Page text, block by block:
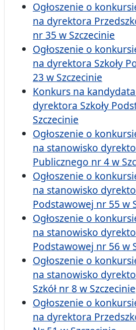
Ogłoszenie o
na dyrektora
nr 35 w Szczecinie
Ogłoszenie o
na dyrektora Szkoły
23 w Szczecinie
Konkurs na
dyrektora Szkoły
Szczecinie
Ogłoszenie o
na stanowisko
Publicznego nr 4 w
Ogłoszenie o
na stanowisko
Podstawowej nr 55 w
Ogłoszenie o
na stanowisko
Podstawowej nr 56 w
Ogłoszenie o
na stanowisko
Szkół nr 8 w Szczecinie
Ogłoszenie o
na dyrektora